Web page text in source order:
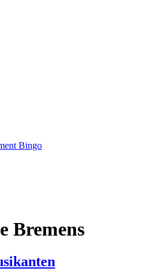
Bingo
Bremens